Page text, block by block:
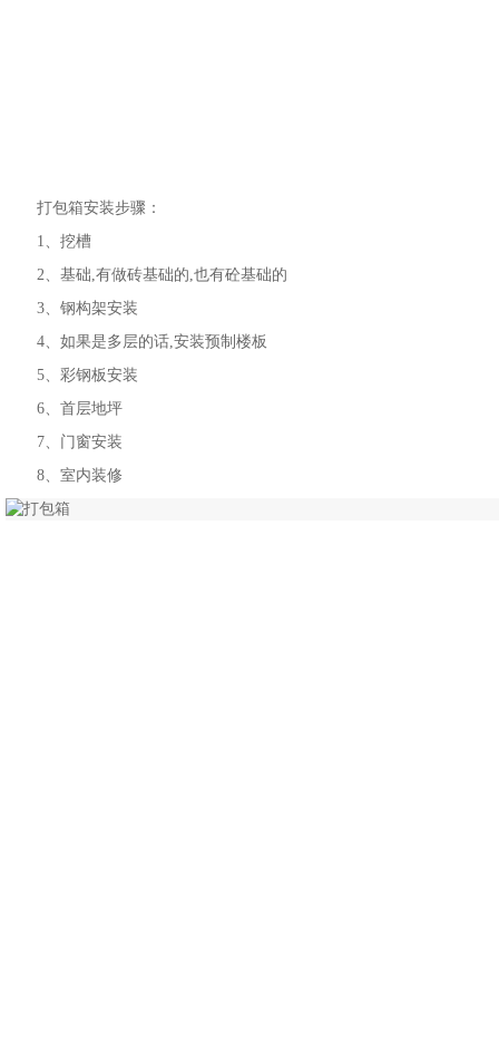
打包箱安装步骤：
1、挖槽
2、基础,有做砖基础的,也有砼基础的
3、钢构架安装
4、如果是多层的话,安装预制楼板
5、彩钢板安装
6、首层地坪
7、门窗安装
8、室内装修